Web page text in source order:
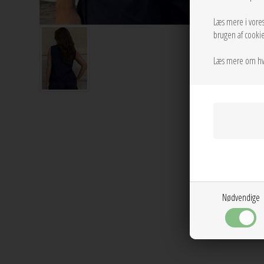
Læs mere i vores
brugen af
Læs mere om
Nødvendige